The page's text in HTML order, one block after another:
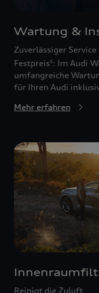
Wartung &
Zuverlässiger
Festpreis6: Im Audi
umfangreiche
für Ihren Audi
Mehr erfahren
Reinigt die Zuluft.